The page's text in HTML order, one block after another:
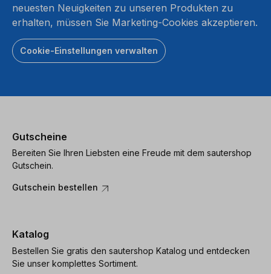
neuesten Neuigkeiten zu unseren Produkten zu
erhalten, müssen Sie Marketing-Cookies akzeptieren.
Cookie-Einstellungen verwalten
Gutscheine
Bereiten Sie Ihren Liebsten eine Freude mit dem sautershop
Gutschein.
Gutschein bestellen
Katalog
Bestellen Sie gratis den sautershop Katalog und entdecken
Sie unser komplettes Sortiment.